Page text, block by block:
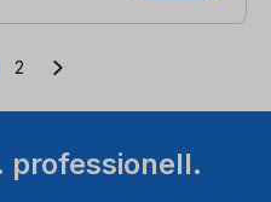
Seite
2
professionell.